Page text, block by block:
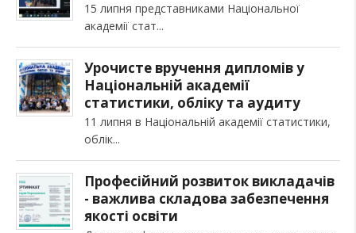
15 липня представниками Національної
академії стат
Урочисте вручення дипломів у
Національній академії
статистики, обліку та аудиту
11 липня в Національній академії статистики,
облік
Професійний розвиток викладачів
- важлива складова забезпечення
якості освіти